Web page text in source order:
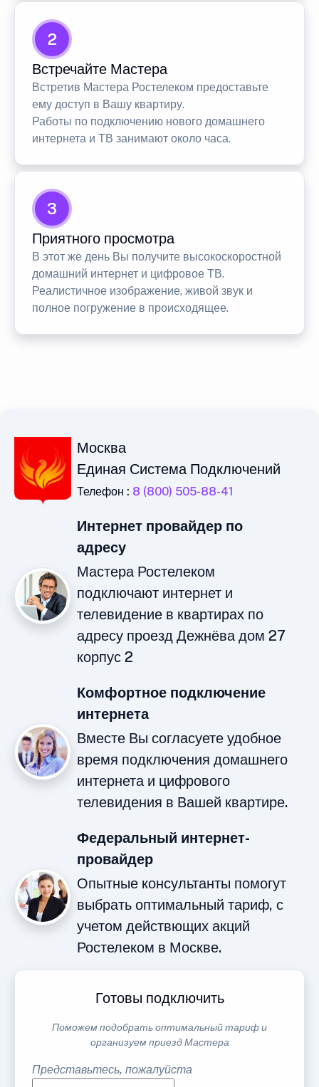
2
Встречайте Мастера
Встретив Мастера Ростелеком предоставьте
ему доступ в Вашу квартиру.
Работы по подключению нового домашнего
интернета и ТВ занимают около часа.
3
Приятного просмотра
В этот же день Вы получите высокоскоростной
домашний интернет и цифровое ТВ.
Реалистичное изображение, живой звук и
полное погружение в происходящее.
Москва
Единая Система Подключений
Телефон : 8 (800) 505-88-41
Интернет провайдер по
адресу
Мастера Ростелеком
подключают интернет и
телевидение в квартирах по
адресу проезд Дежнёва дом 27
корпус 2
Комфортное подключение
интернета
Вместе Вы согласуете удобное
время подключения домашнего
интернета и цифрового
телевидения в Вашей квартире.
Федеральный интернет-
провайдер
Опытные консультанты помогут
выбрать оптимальный тариф, с
учетом действющих акций
Ростелеком в Москве.
Готовы подключить
Поможем подобрать оптимальный тариф и
организуем приезд Мастера
Представьтесь, пожалуйста